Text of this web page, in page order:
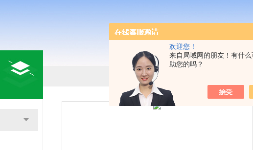
欢迎您！
来自局域网的朋友！有什
助您的吗？